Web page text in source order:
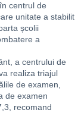
centrul de
unitate a stabilit
școlii
a
a centrului de
realiza triajul
de examen,
de examen
recomand